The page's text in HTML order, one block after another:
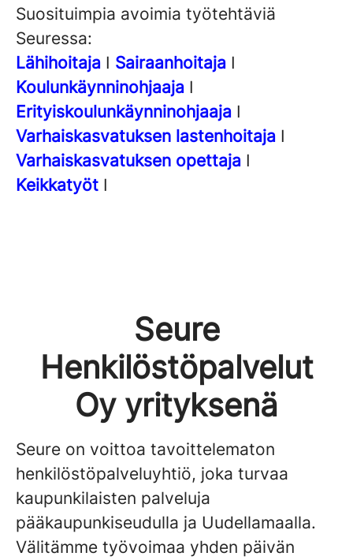
Suosituimpia avoimia työtehtäviä
Seuressa:
Lähihoitaja I Sairaanhoitaja I
Koulunkäynninohjaaja I
Erityiskoulunkäynninohjaaja I
Varhaiskasvatuksen lastenhoitaja I
Varhaiskasvatuksen opettaja I
Keikkatyöt I
Seure
Henkilöstöpalvelut
Oy yrityksenä
Seure on voittoa tavoittelematon
henkilöstöpalveluyhtiö, joka turvaa
kaupunkilaisten palveluja
pääkaupunkiseudulla ja Uudellamaalla.
Välitämme työvoimaa yhden päivän